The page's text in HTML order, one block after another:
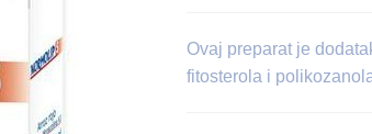
Ovaj preparat je
fitosterola i